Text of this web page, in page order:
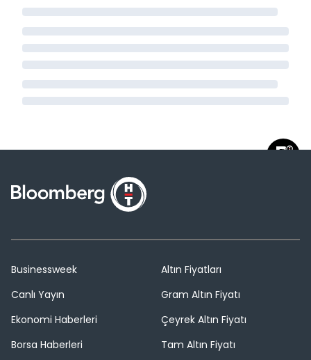
Businessweek
Canlı Yayın
Ekonomi Haberleri
Borsa Haberleri
Altın Fiyatları
Gram Altın Fiyatı
Çeyrek Altın Fiyatı
Tam Altın Fiyatı